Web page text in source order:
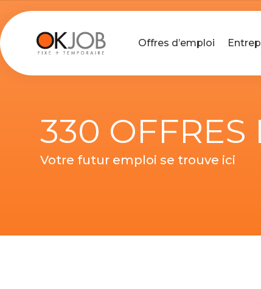
Offres d’emploi
330 OFFRES
Votre futur emploi se trouve ici